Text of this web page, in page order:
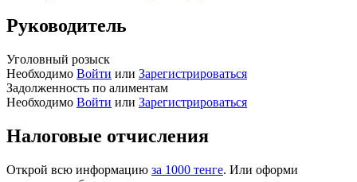
Руководитель
Уголовный розыск
Необходимо Войти или Зарегистрироваться
Задолженность по алиментам
Необходимо Войти или Зарегистрироваться
Налоговые отчисления
Открой всю информацию за 1000 тенге. Или оформи